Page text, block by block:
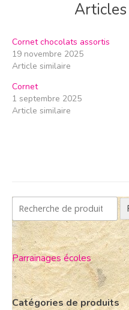
Cornet chocolats assortis
19 novembre 2025
Article similaire
Cornet
1 septembre 2025
Article similaire
Parrainages écoles
Catégories de produits